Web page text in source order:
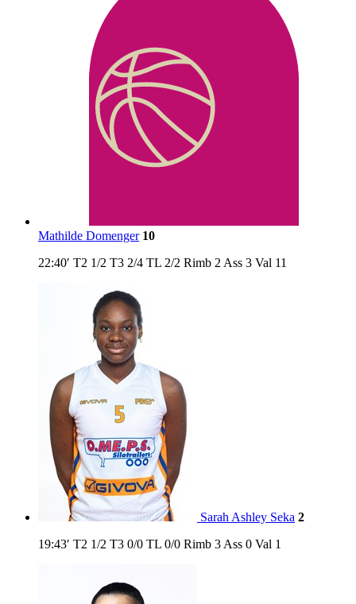
Mathilde Domenger 10
22:40′ T2 1/2 T3 2/4 TL 2/2 Rimb 2 Ass 3 Val 11
Sarah Ashley Seka 2
19:43′ T2 1/2 T3 0/0 TL 0/0 Rimb 3 Ass 0 Val 1